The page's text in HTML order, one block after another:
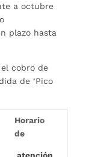
a octubre
plazo hasta
cobro de
de ‘Pico
Horario
de
atención